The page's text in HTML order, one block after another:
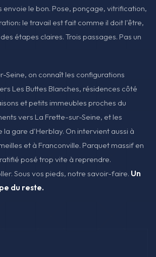
envoie le bon. Pose, ponçage, vitrification,
le travail est fait comme il doit l'être,
étapes claires. Trois passages. Pas un
Seine, on connaît les configurations
Les Buttes Blanches, résidences côté
et petits immeubles proches du
vers La Frette-sur-Seine, et les
gare d'Herblay. On intervient aussi à
et à Franconville. Parquet massif en
posé trop vite à reprendre.
Sous vos pieds, notre savoir-faire. Un
du reste.